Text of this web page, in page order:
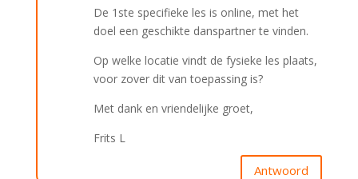
De 1ste specifieke les is online, met het
doel een geschikte danspartner te vinden.
Op welke locatie vindt de fysieke les plaats,
voor zover dit van toepassing is?
Met dank en vriendelijke groet,
Frits L
Antwoord